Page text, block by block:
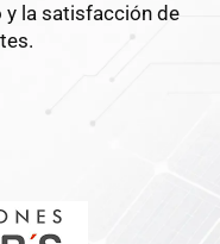
y la satisfacción de